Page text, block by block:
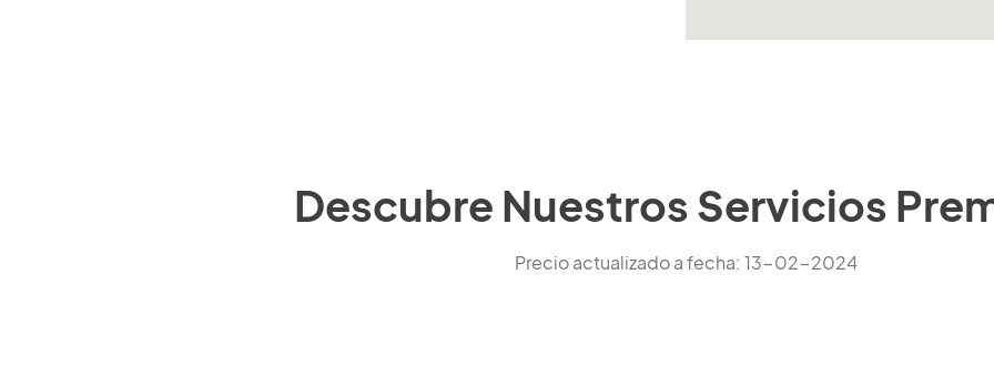
Descubre Nuestros Servicios
Precio actualizado a fecha: 13-02-2024